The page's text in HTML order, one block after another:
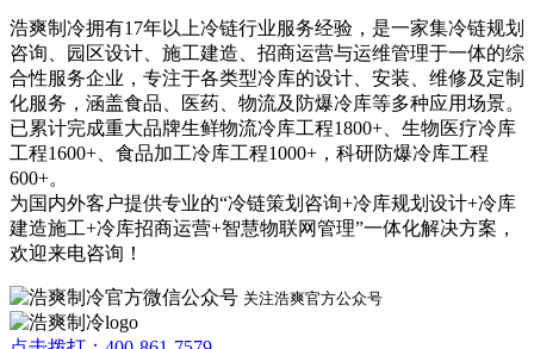
浩爽制冷拥有17年以上冷链行业服务经验，是一家集冷链规划
咨询、园区设计、施工建造、招商运营与运维管理于一体的综
合性服务企业，专注于各类型冷库的设计、安装、维修及定制
化服务，涵盖食品、医药、物流及防爆冷库等多种应用场景。
已累计完成重大品牌生鲜物流冷库工程1800+、生物医疗冷库
工程1600+、食品加工冷库工程1000+，科研防爆冷库工程
600+。
为国内外客户提供专业的“冷链策划咨询+冷库规划设计+冷库
建造施工+冷库招商运营+智慧物联网管理”一体化解决方案，
欢迎来电咨询！
关注浩爽官方公众号